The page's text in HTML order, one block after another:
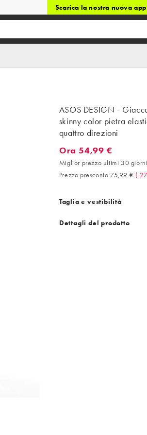
Scarica la nostra nuova app
ASOS DESIGN -
skinny color pietra
quattro direzioni
Ora 54,99 €. Miglior
Ora 54,99 €
Miglior prezzo ultimi 30
Prezzo presconto 75,99 € (-
Taglia e vestibilità
Dettagli del prodotto